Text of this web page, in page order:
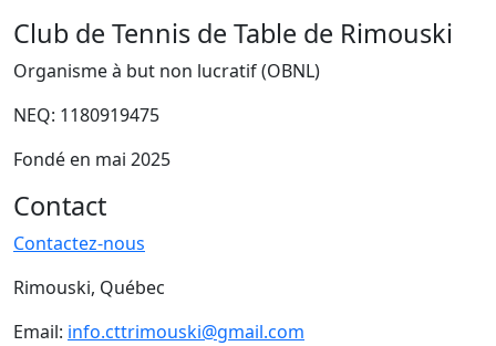
Club de Tennis de Table de Rimouski
Organisme à but non lucratif (OBNL)
NEQ: 1180919475
Fondé en mai 2025
Contact
Contactez-nous
Rimouski, Québec
Email: info.cttrimouski@gmail.com